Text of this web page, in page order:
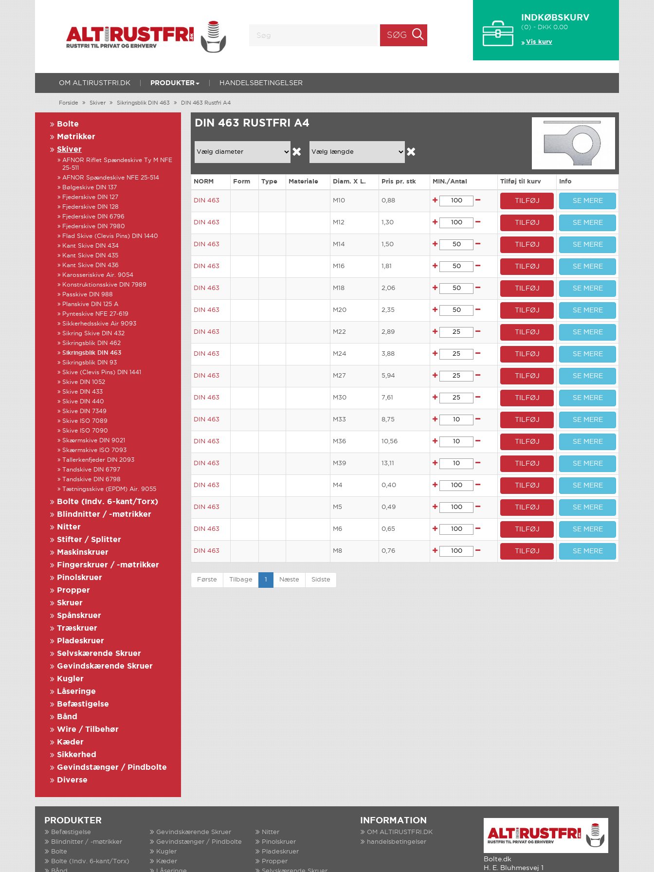
INDKØBSKURV
(0) - DKK 0,00
Vis kurv
OM ALTIRUSTFRI.DK PRODUKTER HANDELSBETINGELSER
SØG
Forside Skiver Sikringsblik DIN 463 DIN 463 Rustfri A4
Bolte
Møtrikker
Skiver
AFNOR Riflet Spændeskive Ty M NFE
25-511
AFNOR Spændeskive NFE 25-514
Bølgeskive DIN 137
Fjederskive DIN 127
Fjederskive DIN 128
Fjederskive DIN 6796
Fjederskive DIN 7980
Flad Skive (Clevis Pins) DIN 1440
Kant Skive DIN 434
Kant Skive DIN 435
Kant Skive DIN 436
Karosseriskive Air. 9054
Konstruktionsskive DIN 7989
Passkive DIN 988
Planskive DIN 125 A
Pynteskive NFE 27-619
Sikkerhedsskive Air 9093
Sikring Skive DIN 432
Sikringsblik DIN 462
Sikringsblik DIN 463
Sikringsblik DIN 93
Skive (Clevis Pins) DIN 1441
Skive DIN 1052
Skive DIN 433
Skive DIN 440
Skive DIN 7349
Skive ISO 7089
Skive ISO 7090
Skærmskive DIN 9021
Skærmskive ISO 7093
Tallerkenfjeder DIN 2093
Tandskive DIN 6797
Tandskive DIN 6798
Tætningsskive (EPDM) Air. 9055
Bolte (Indv. 6-kant/Torx)
Blindnitter / -møtrikker
Nitter
Stifter / Splitter
Maskinskruer
Fingerskruer / -møtrikker
Pinolskruer
Propper
Skruer
Spånskruer
Træskruer
Pladeskruer
Selvskærende Skruer
Gevindskærende Skruer
Kugler
Låseringe
Befæstigelse
Bånd
Wire / Tilbehør
Kæder
Sikkerhed
Gevindstænger / Pindbolte
Diverse
DIN 463 RUSTFRI A4
NORM Form Type Materiale Diam. X L. Pris pr. stk MIN./Antal Tilføj til kurv Info
DIN 463 M10 0,88 TILFØJ SE MERE
DIN 463 M12 1,30 TILFØJ SE MERE
DIN 463 M14 1,50 TILFØJ SE MERE
DIN 463 M16 1,81 TILFØJ SE MERE
DIN 463 M18 2,06 TILFØJ SE MERE
DIN 463 M20 2,35 TILFØJ SE MERE
DIN 463 M22 2,89 TILFØJ SE MERE
DIN 463 M24 3,88 TILFØJ SE MERE
DIN 463 M27 5,94 TILFØJ SE MERE
DIN 463 M30 7,61 TILFØJ SE MERE
DIN 463 M33 8,75 TILFØJ SE MERE
DIN 463 M36 10,56 TILFØJ SE MERE
DIN 463 M39 13,11 TILFØJ SE MERE
DIN 463 M4 0,40 TILFØJ SE MERE
DIN 463 M5 0,49 TILFØJ SE MERE
DIN 463 M6 0,65 TILFØJ SE MERE
DIN 463 M8 0,76 TILFØJ SE MERE
Første Tilbage 1 Næste Sidste
PRODUKTER
Befæstigelse
Blindnitter / -møtrikker
Bolte
Bolte (Indv. 6-kant/Torx)
Gevindskærende Skruer
Gevindstænger / Pindbolte
Kugler
Kæder
Nitter
Pinolskruer
Pladeskruer
Propper
INFORMATION
OM ALTIRUSTFRI.DK
handelsbetingelser
Bolte.dk
H. E. Bluhmesvej 1